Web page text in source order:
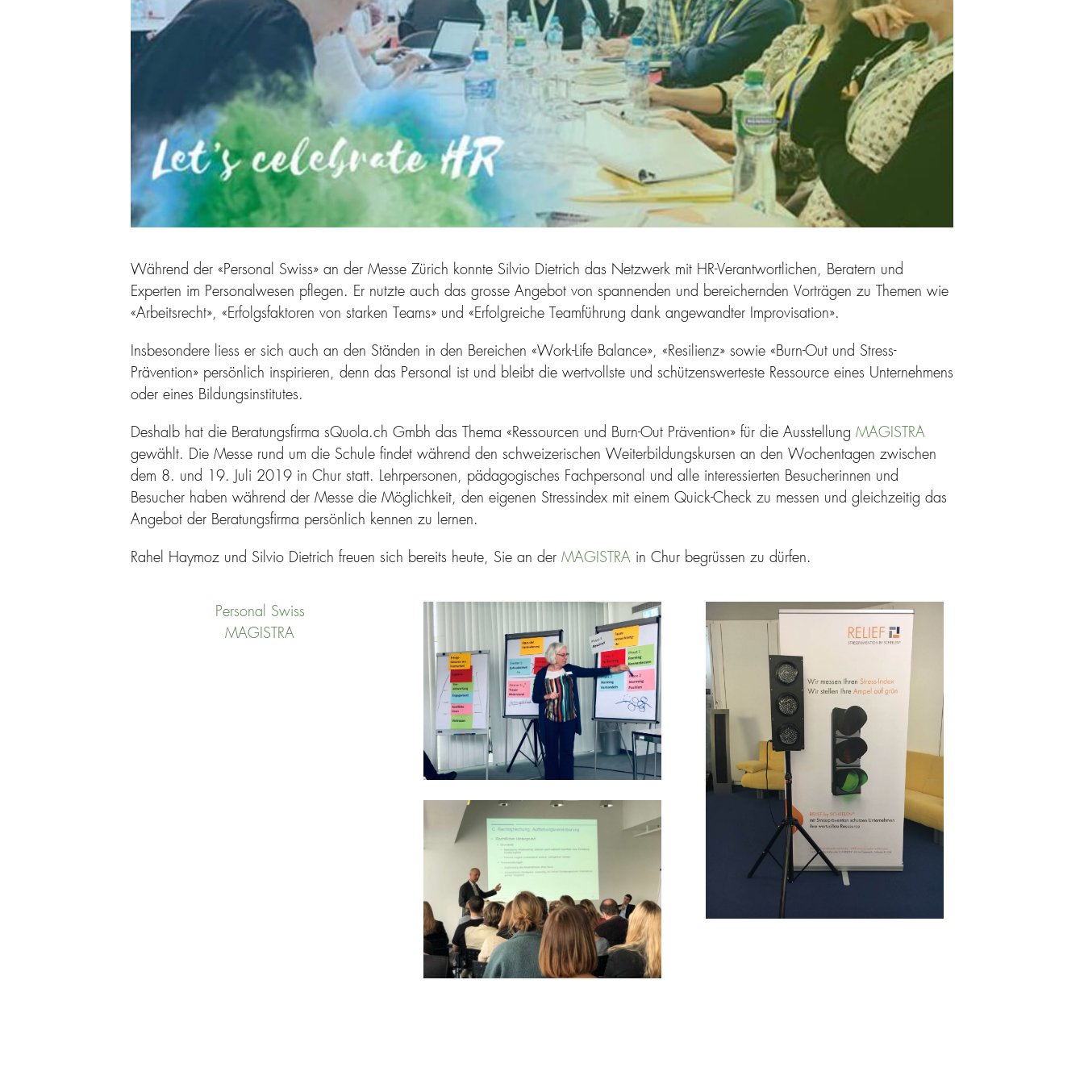
Während der «Personal Swiss» an der Messe Zürich konnte Silvio Dietrich das Netzwerk mit HR-Verantwortlichen, Beratern und
Experten im Personalwesen pflegen. Er nutzte auch das grosse Angebot von spannenden und bereichernden Vorträgen zu Themen wie
«Arbeitsrecht», «Erfolgsfaktoren von starken Teams» und «Erfolgreiche Teamführung dank angewandter Improvisation».
Insbesondere liess er sich auch an den Ständen in den Bereichen «Work-Life Balance», «Resilienz» sowie «Burn-Out und Stress-
Prävention» persönlich inspirieren, denn das Personal ist und bleibt die wertvollste und schützenswerteste Ressource eines Unternehmens
oder eines Bildungsinstitutes.
Deshalb hat die Beratungsfirma sQuola.ch Gmbh das Thema «Ressourcen und Burn-Out Prävention» für die Ausstellung MAGISTRA
gewählt. Die Messe rund um die Schule findet während den schweizerischen Weiterbildungskursen an den Wochentagen zwischen
dem 8. und 19. Juli 2019 in Chur statt. Lehrpersonen, pädagogisches Fachpersonal und alle interessierten Besucherinnen und
Besucher haben während der Messe die Möglichkeit, den eigenen Stressindex mit einem Quick-Check zu messen und gleichzeitig das
Angebot der Beratungsfirma persönlich kennen zu lernen.
Rahel Haymoz und Silvio Dietrich freuen sich bereits heute, Sie an der MAGISTRA in Chur begrüssen zu dürfen.
Personal Swiss
MAGISTRA